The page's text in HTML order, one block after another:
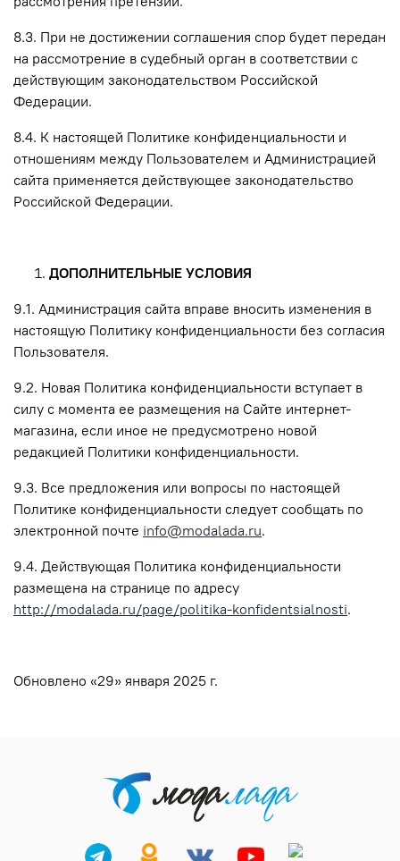
8.3. При не достижении соглашения спор будет передан
на рассмотрение в судебный орган в соответствии с
действующим законодательством Российской
Федерации.
8.4. К настоящей Политике конфиденциальности и
отношениям между Пользователем и Администрацией
сайта применяется действующее законодательство
Российской Федерации.
ДОПОЛНИТЕЛЬНЫЕ УСЛОВИЯ
9.1. Администрация сайта вправе вносить изменения в
настоящую Политику конфиденциальности без согласия
Пользователя.
9.2. Новая Политика конфиденциальности вступает в
силу с момента ее размещения на Сайте интернет-
магазина, если иное не предусмотрено новой
редакцией Политики конфиденциальности.
9.3. Все предложения или вопросы по настоящей
Политике конфиденциальности следует сообщать по
электронной почте info@modalada.ru.
9.4. Действующая Политика конфиденциальности
размещена на странице по адресу
http://modalada.ru/page/politika-konfidentsialnosti.
Обновлено «29» января 2025 г.